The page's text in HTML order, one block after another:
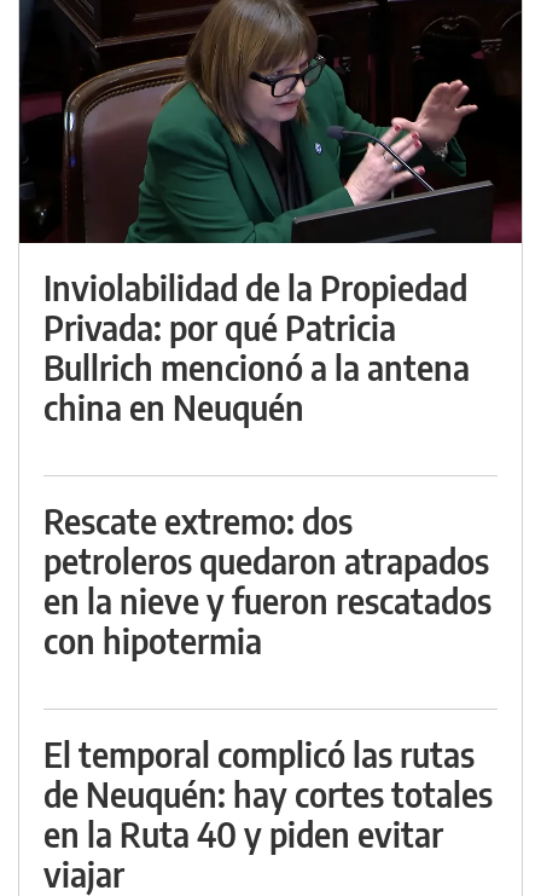
Inviolabilidad de la Propiedad
Privada: por qué Patricia
Bullrich mencionó a la antena
china en Neuquén
Rescate extremo: dos
petroleros quedaron atrapados
en la nieve y fueron rescatados
con hipotermia
El temporal complicó las rutas
de Neuquén: hay cortes totales
en la Ruta 40 y piden evitar
viajar